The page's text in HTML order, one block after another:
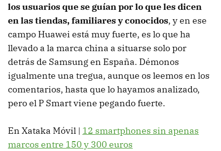
los usuarios que se guían por lo que les dicen
en las tiendas, familiares y conocidos, y en ese
campo Huawei está muy fuerte, es lo que ha
llevado a la marca china a situarse solo por
detrás de Samsung en España. Démonos
igualmente una tregua, aunque os leemos en los
comentarios, hasta que lo hayamos analizado,
pero el P Smart viene pegando fuerte.
En Xataka Móvil | 12 smartphones sin apenas
marcos entre 150 y 300 euros